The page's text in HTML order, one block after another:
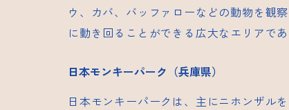
ウ、カバ、バッファローなどの動物を観
に動き回ることができる広大なエリアで
日本モンキーパーク（兵庫県）
日本モンキーパークは、主にニホンザル